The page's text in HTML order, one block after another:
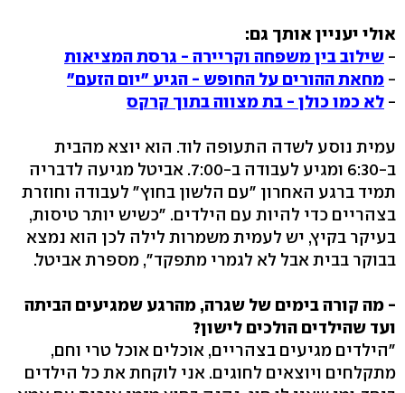
אולי יעניין אותך גם:
- שילוב בין משפחה וקריירה - גרסת המציאות
- מחאת ההורים על החופש - הגיע "יום הזעם"
- לא כמו כולן - בת מצווה בתוך קרקס
עמית נוסע לשדה התעופה לוד. הוא יוצא מהבית
ב-6:30 ומגיע לעבודה ב-7:00. אביטל מגיעה לדבריה
תמיד ברגע האחרון "עם הלשון בחוץ" לעבודה וחוזרת
בצהריים כדי להיות עם הילדים. "כשיש יותר טיסות,
בעיקר בקיץ, יש לעמית משמרות לילה לכן הוא נמצא
בבוקר בבית אבל לא לגמרי מתפקד", מספרת אביטל.
- מה קורה בימים של שגרה, מהרגע שמגיעים הביתה
ועד שהילדים הולכים לישון?
"הילדים מגיעים בצהריים, אוכלים אוכל טרי וחם,
מתקלחים ויוצאים לחוגים. אני לוקחת את כל הילדים